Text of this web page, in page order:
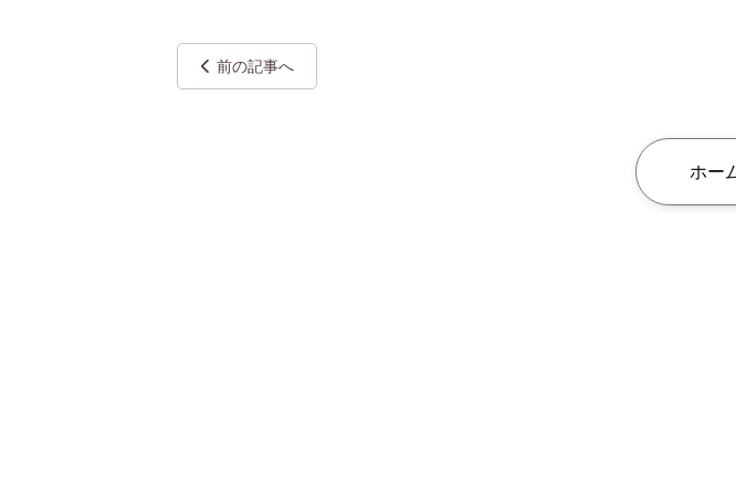
前の記事へ
ホー